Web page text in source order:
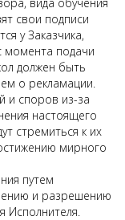
свои подписи
у Заказчика,
момента подачи
должен быть
о рекламации.
и споров из-за
настоящего
стремиться к их
мирного
путем
и разрешению
Исполнителя.